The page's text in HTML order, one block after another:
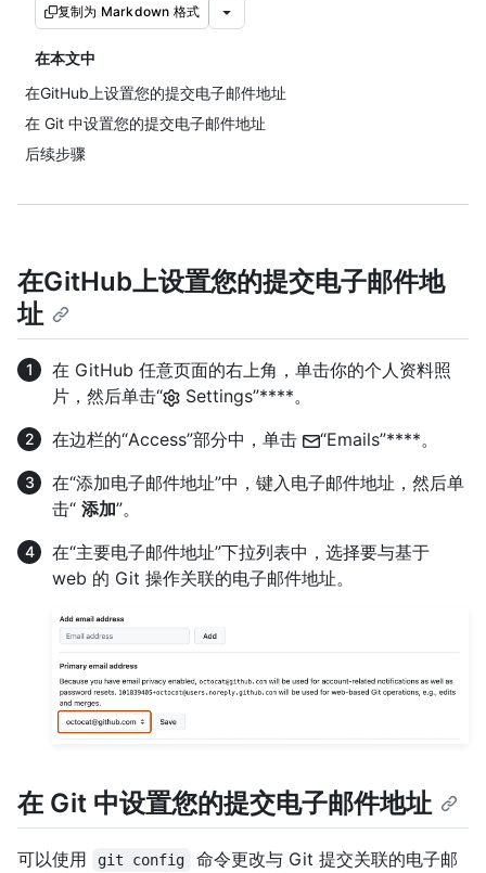
复制为 Markdown 格式
在本文中
在GitHub上设置您的提交电子邮件地址
在 Git 中设置您的提交电子邮件地址
后续步骤
在GitHub上设置您的提交电子邮件地
址
在 GitHub 任意页面的右上角，单击你的个人资料照
片，然后单击“
Settings”****。
在边栏的“Access”部分中，单击
“Emails”****。
在“添加电子邮件地址”中，键入电子邮件地址，然后单
击“ 添加”。
在“主要电子邮件地址”下拉列表中，选择要与基于
web 的 Git 操作关联的电子邮件地址。
在 Git 中设置您的提交电子邮件地址
可以使用 git config
命令更改与 Git 提交关联的电子邮